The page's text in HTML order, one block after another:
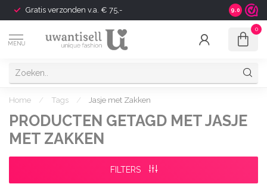
Gratis verzonden v.a. € 75,- Shipping
9.0
MENU
0
Home / Tags / Jasje met Zakken
PRODUCTEN GETAGD MET JASJE
MET ZAKKEN
FILTERS